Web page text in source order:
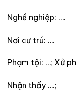
Nghề nghiệp: ….
Nơi cư trú: ….
Phạm tội: …; Xử
Nhận thấy ….;